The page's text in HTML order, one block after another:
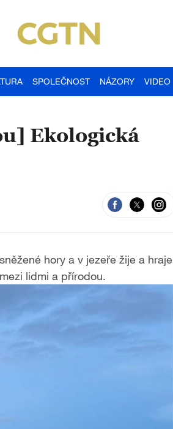
SPOLEČNOST NÁZORY VIDEO
Ekologická
hory a v jezeře žije a hraje
lidmi a přírodou.